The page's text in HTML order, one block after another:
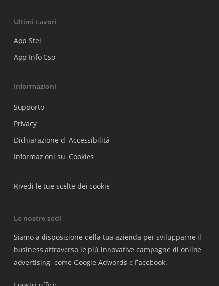
Ultimi Lavori
App Stel
App Info Cso
Informazioni
Supporto
Privacy
Dichiarazione di Accessibilità
Informazioni sui Cookies
Rivedi le tue scelte dei cookie
Le nostre sedi
Siamo a disposizione della tua azienda per svilupparne il
business attraverso le più innovative campagne di online
advertising, come Google Adwords e Facebook.